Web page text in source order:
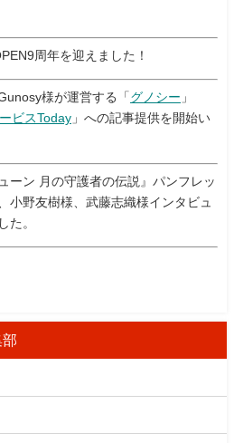
周年を迎えました！
様が運営する「 グノシー 」
ビスToday 」への記事提供を開始い
ーン 月の守護者の伝説』パンフレッ
小野友樹様、武藤志織様インタビュ
た。